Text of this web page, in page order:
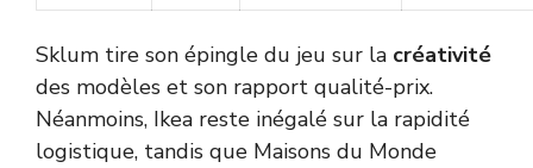
Sklum tire son épingle du jeu sur la créativité
des modèles et son rapport qualité-prix.
Néanmoins, Ikea reste inégalé sur la rapidité
logistique, tandis que Maisons du Monde